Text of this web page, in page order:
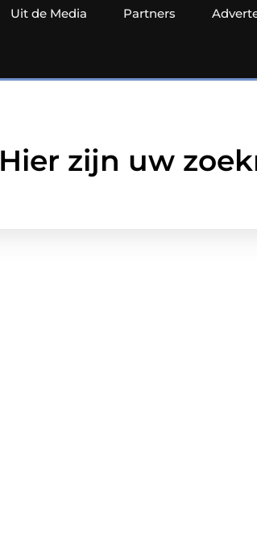
Uit de Media Partners
Hier zijn uw